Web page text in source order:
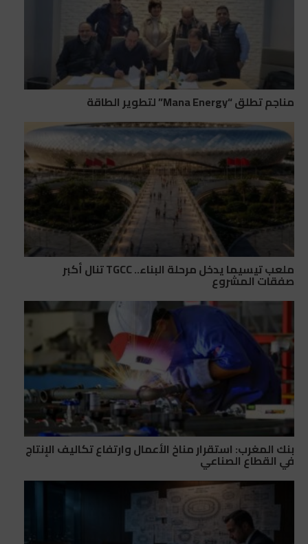
مناجم تطلق “Mana Energy” لتطوير الطاقة
ملعب تيسيما يدخل مرحلة البناء.. TGCC تنال أكبر
صفقات المشروع
بنك المغرب: استقرار مناخ الأعمال وارتفاع تكاليف الإنتاج
في القطاع الصناعي